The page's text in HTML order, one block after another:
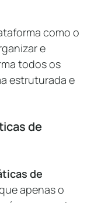
como o
e
todos os
estruturada e
de
de
apenas o